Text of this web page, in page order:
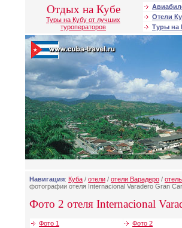
Отдых на Кубе
Туры на Кубу от лучших
туроператоров
Отели
Туры на
Навигация: Куба / отели / отели Варадеро /
фотографии отеля Internacional Varadero Gran
Фото 2 отеля Internacional
Фото 1 Фото 2